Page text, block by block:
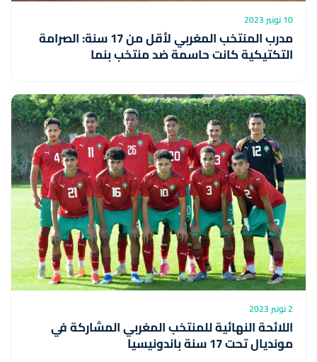
10 نونبر 2023
مدرب المنتخب المغربي لأقل من 17 سنة: الصرامة
التكتيكية كانت حاسمة ضد منتخب بنما
2 نونبر 2023
اللائحة النهائية للمنتخب المغربي المشاركة في
مونديال تحت 17 سنة باندونيسيا